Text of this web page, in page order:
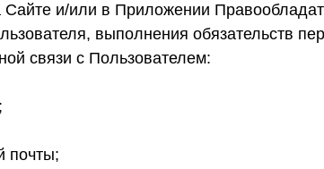
Сайте и/или в Приложении
выполнения обязательств
связи с Пользователем:
почты;